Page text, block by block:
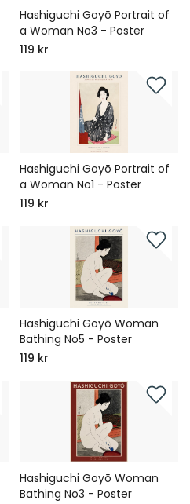
Hashiguchi Goyō Portrait of
a Woman No3 - Poster
119 kr
Hashiguchi Goyō Portrait of
a Woman No1 - Poster
119 kr
Hashiguchi Goyō Woman
Bathing No5 - Poster
119 kr
Hashiguchi Goyō Woman
Bathing No3 - Poster